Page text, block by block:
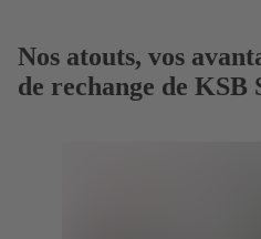
Nos atouts, vos
de rechange de KSB